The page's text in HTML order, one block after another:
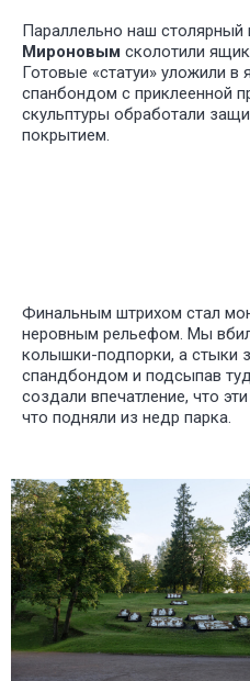
Параллельно наш столярный
Мироновым сколотили
Готовые «статуи» уложили
спанбондом с приклеенной
скульптуры обработали
покрытием.
Финальным штрихом стал
неровным рельефом. Мы
колышки-подпорки, а стыки
спандбондом и подсыпав
создали впечатление, что
что подняли из недр парка.